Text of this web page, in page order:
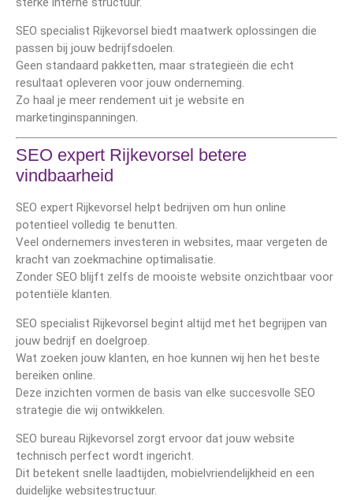
SEO specialist Rijkevorsel biedt maatwerk oplossingen die
passen bij jouw bedrijfsdoelen.
Geen standaard pakketten, maar strategieën die echt
resultaat opleveren voor jouw onderneming.
Zo haal je meer rendement uit je website en
marketinginspanningen.
SEO expert Rijkevorsel betere
vindbaarheid
SEO expert Rijkevorsel helpt bedrijven om hun online
potentieel volledig te benutten.
Veel ondernemers investeren in websites, maar vergeten de
kracht van zoekmachine optimalisatie.
Zonder SEO blijft zelfs de mooiste website onzichtbaar voor
potentiële klanten.
SEO specialist Rijkevorsel begint altijd met het begrijpen van
jouw bedrijf en doelgroep.
Wat zoeken jouw klanten, en hoe kunnen wij hen het beste
bereiken online.
Deze inzichten vormen de basis van elke succesvolle SEO
strategie die wij ontwikkelen.
SEO bureau Rijkevorsel zorgt ervoor dat jouw website
technisch perfect wordt ingericht.
Dit betekent snelle laadtijden, mobielvriendelijkheid en een
duidelijke websitestructuur.